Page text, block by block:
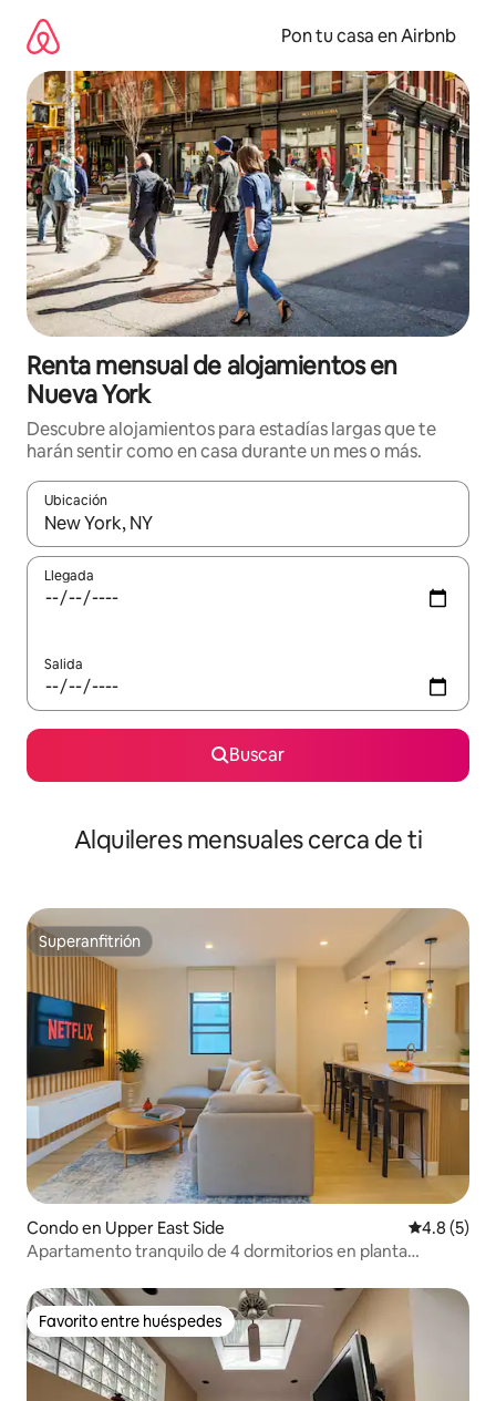
contenido
Pon tu casa en Airbnb
Renta mensual de alojamientos en
Nueva York
Descubre alojamientos para estadías largas que te
harán sentir como en casa durante un mes o más.
Ubicación
Cuando los resultados estén disponibles, navega con las
Llegada
Salida
Buscar
Alquileres mensuales cerca de ti
Superanfitrión
Superanfitrión
Condo en Upper East Side
4.8 (5)
Apartamento tranquilo de 4 dormitorios en planta
Favorito entre huéspedes
Favorito entre huéspedes